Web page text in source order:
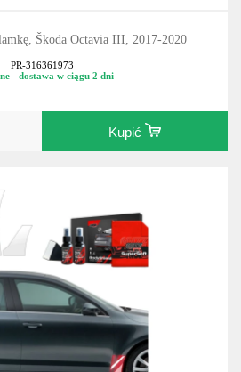
Škoda Octavia III, 2017-2020
PR-316361973
- dostawa w ciągu 2 dni
Kupić